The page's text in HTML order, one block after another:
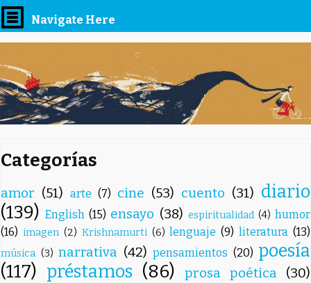
Navigate Here
Categorías
amor (51) arte (7) cine (53) cuento (31) diario
(139) English (15) ensayo (38) espiritualidad (4) humor
(16) imagen (2) Krishnamurti (6) lenguaje (9) literatura (13)
música (3) narrativa (42) pensamientos (20) poesía
(117) préstamos (86) prosa poética (30)